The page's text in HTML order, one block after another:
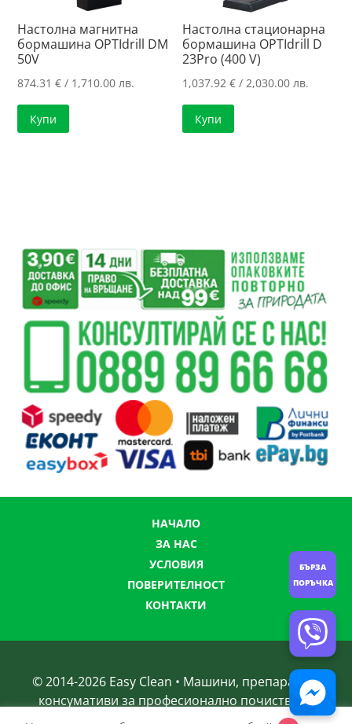
Настолна магнитна
бормашина OPTIdrill DM
50V
874.31€ / 1,710.00 лв.
Купи
Настолна стационарна
бормашина OPTIdrill D
23Pro (400 V)
1,037.92€ / 2,030.00 лв.
Купи
НАЧАЛО
ЗА НАС
УСЛОВИЯ
ПОВЕРИТЕЛНОСТ
КОНТАКТИ
© 2014-2026 Easy Clean • Машини, препарати и
консумативи за професионално почистване
БЪРЗА
ПОРЪЧКА